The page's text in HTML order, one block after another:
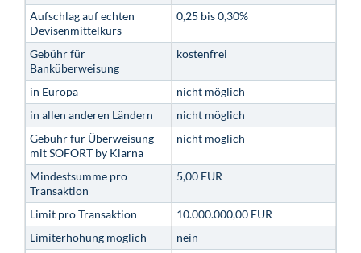
Aufschlag auf echten
Devisenmittelkurs
0,25 bis 0,30%
Gebühr für
Banküberweisung
kostenfrei
in Europa
nicht möglich
in allen anderen Ländern
nicht möglich
Gebühr für Überweisung
mit SOFORT by Klarna
nicht möglich
Mindestsumme pro
Transaktion
5,00 EUR
Limit pro Transaktion
10.000.000,00 EUR
Limiterhöhung möglich
nein